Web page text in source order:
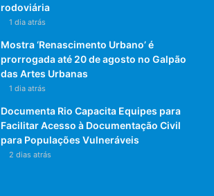
rodoviária
1 dia atrás
Mostra ‘Renascimento Urbano’ é
prorrogada até 20 de agosto no Galpão
das Artes Urbanas
1 dia atrás
Documenta Rio Capacita Equipes para
Facilitar Acesso à Documentação Civil
para Populações Vulneráveis
2 dias atrás